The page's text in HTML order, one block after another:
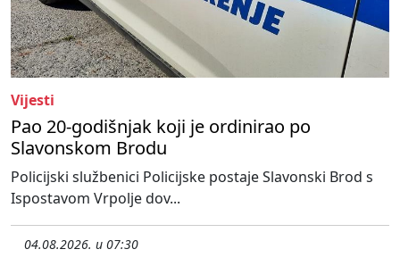
Vijesti
Pao 20-godišnjak koji je ordinirao po
Slavonskom Brodu
Policijski službenici Policijske postaje Slavonski Brod s
Ispostavom Vrpolje dov...
04.08.2026. u 07:30